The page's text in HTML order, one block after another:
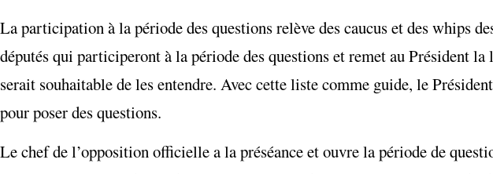
La participation à la période des questions relève des caucus et des whips
députés qui participeront à la période des questions et remet au Président
serait souhaitable de les entendre. Avec cette liste comme guide, le
pour poser des questions.
Le chef de l’opposition officielle a la préséance et ouvre la période de